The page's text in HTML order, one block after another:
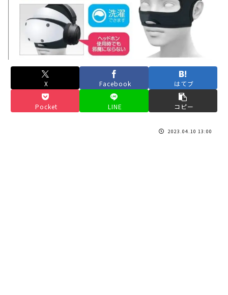
Powered by livedoor 相互RSS
X Facebook はてブ
Pocket LINE コピー
2023.04.10 13:00